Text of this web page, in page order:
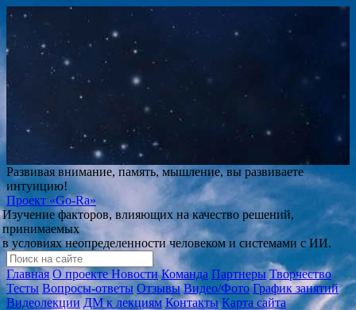
Развивая внимание, память, мышление, вы развиваете
интуицию!
Проект «Go-Ra»
Изучение факторов, влияющих на качество решений,
принимаемых
в условиях неопределенности человеком и системами с ИИ.
Главная О проектеНовости Команда Партнеры Творчество
Тесты Вопросы-ответы Отзывы Видео/Фото График занятий
Видеолекции ДМ к лекциям Контакты Карта сайта